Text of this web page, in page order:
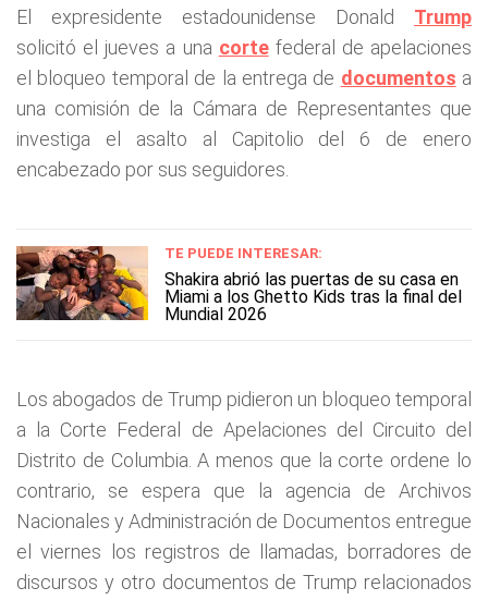
El expresidente estadounidense Donald Trump
solicitó el jueves a una cortefederal de apelaciones
el bloqueo temporal de la entrega de documentos a
una comisión de la Cámara de Representantes que
investiga el asalto al Capitolio del 6 de enero
encabezado por sus seguidores.
TE PUEDE INTERESAR:
Shakira abrió las puertas de su casa en
Miami a los Ghetto Kids tras la final del
Mundial 2026
Los abogados de Trump pidieron un bloqueo temporal
a la Corte Federal de Apelaciones del Circuito del
Distrito de Columbia. A menos que la corte ordene lo
contrario, se espera que la agencia de Archivos
Nacionales y Administración de Documentos entregue
el viernes los registros de llamadas, borradores de
discursos y otro documentos de Trump relacionados